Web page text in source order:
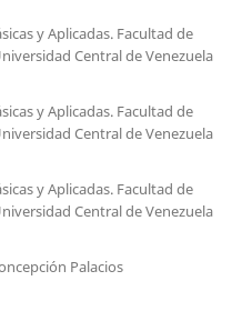
y Aplicadas. Facultad de
Central de Venezuela
y Aplicadas. Facultad de
Central de Venezuela
y Aplicadas. Facultad de
Central de Venezuela
Palacios